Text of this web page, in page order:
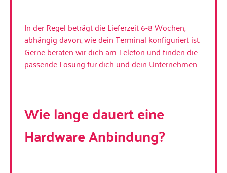
In der Regel beträgt die Lieferzeit 6-8 Wochen,
abhängig davon, wie dein Terminal konfiguriert ist.
Gerne beraten wir dich am Telefon und finden die
passende Lösung für dich und dein Unternehmen.
Wie lange dauert eine
Hardware Anbindung?